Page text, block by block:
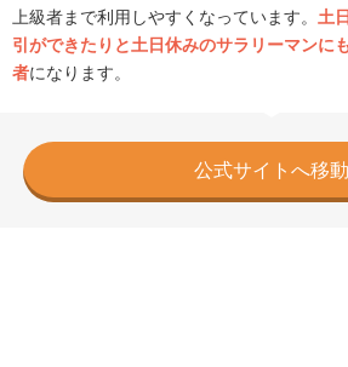
上級者まで利用しやすくなっています。 土
引ができたりと土日休みのサラリーマンに
者になります。
公式サイトへ移動